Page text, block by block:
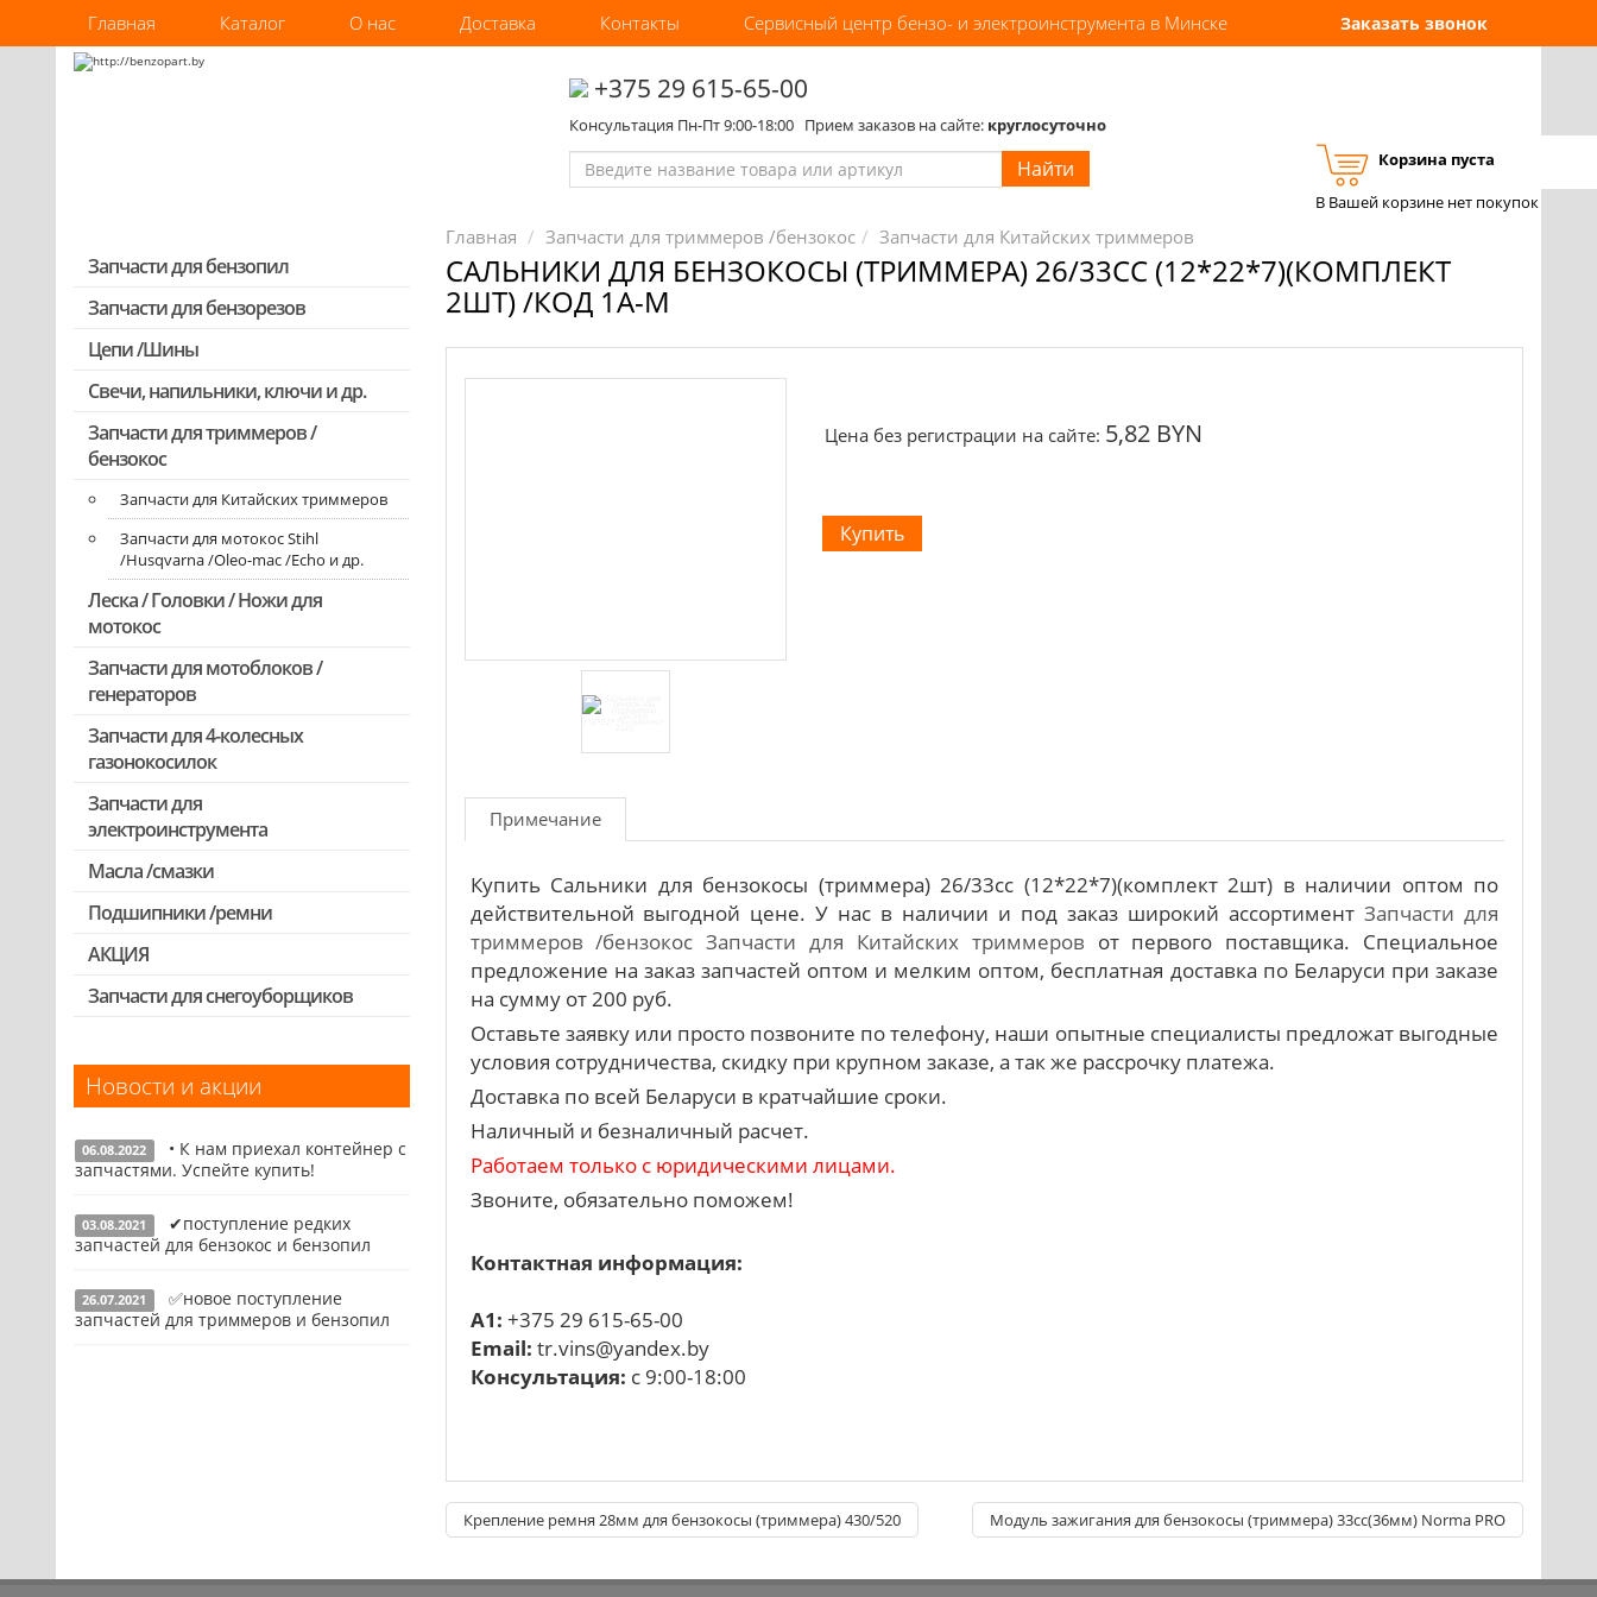
Заказать звонок
Главная Каталог О нас Доставка Контакты Сервисный центр бензо- и электроинструмента в Минске
‎+375 29 615-65-00
Консультация Пн-Пт 9:00-18:00 Прием заказов на сайте: круглосуточно
Корзина пуста
В Вашей корзине нет покупок
Найти Вход Регистрация
Запчасти для бензопил
Запчасти для бензопил Stihl
Запчасти для бензопил Husqvarna,
Запчасти для Китайских бензопил
Запчасти для бензопил Oleo-mac,
Echo и др.
Запчасти для бензорезов
Цепи /Шины
Свечи, напильники, ключи и др.
Запчасти для триммеров /
бензокос
Запчасти для Китайских триммеров
Запчасти для мотокос Stihl
/Husqvarna /Oleo-mac /Echo и др.
Леска / Головки / Ножи для
мотокос
Запчасти для мотоблоков /
генераторов
Запчасти для 4-колесных
газонокосилок
Запчасти для
электроинструмента
Двигатели, редукторы для
Патроны для шуруповертов /
перфораторов
Выключатели, переключатели
Запчасти для УШМ (болгарок)
другие
Якоря, статоры
Щётки, щёточные узлы
Масла /смазки
Подшипники /ремни
АКЦИЯ
Скидка 50%
Запчасти для снегоуборщиков
Новости и акции
06.08.2022
• К нам приехал контейнер с
запчастями. Успейте купить!
Подробнее
03.08.2021
✔поступление редких
запчастей для бензокос и бензопил
Подробнее
26.07.2021
✅новое поступление
запчастей для триммеров и бензопил
Главная Запчасти для триммеров /бензокос Запчасти для Китайских триммеров
САЛЬНИКИ ДЛЯ БЕНЗОКОСЫ (ТРИММЕРА) 26/33CC (12*22*7)(КОМПЛЕКТ
2ШТ) /КОД 1A-M
Цена без регистрации на сайте: 5,82 BYN
Примечание
Купить Сальники для бензокосы (триммера) 26/33cc (12*22*7)(комплект 2шт) в наличии оптом по
действительной выгодной цене. У нас в наличии и под заказ широкий ассортиментЗапчасти для
триммеров /бензокос Запчасти для Китайских триммеров от первого поставщика. Специальное
предложение на заказ запчастей оптом и мелким оптом, бесплатная доставка по Беларуси при заказе
на сумму от 200 руб.
Оставьте заявку или просто позвоните по телефону, наши опытные специалисты предложат выгодные
условия сотрудничества, скидку при крупном заказе, а так же рассрочку платежа.
Доставка по всей Беларуси в кратчайшие сроки.
Наличный и безналичный расчет.
Работаем только с юридическими лицами.
Звоните, обязательно поможем!
Контактная информация:
A1: +375 29 615-65-00
Email: tr.vins@yandex.by
Консультация: с 9:00-18:00
Крепление ремня 28мм для бензокосы (триммера) 430/520 Модуль зажигания для бензокосы (триммера) 33сс(36мм) Norma PRO